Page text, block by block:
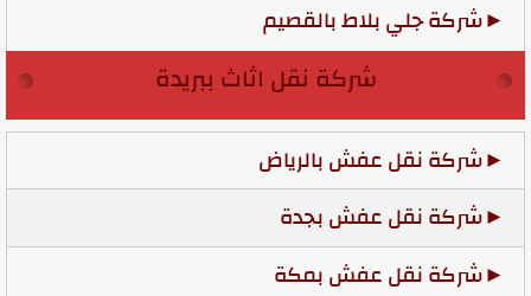
شركة جلي بلاط بالقصيم
شركة نقل اثاث ببريدة
شركة نقل عفش بالرياض
شركة نقل عفش بجدة
شركة نقل عفش بمكة